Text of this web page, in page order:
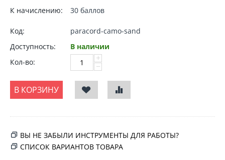
К начислению:
30 баллов
Код:
paracord-camo-sand
Доступность:
В наличии
Кол-во:
+
−
В КОРЗИНУ
ВЫ НЕ ЗАБЫЛИ ИНСТРУМЕНТЫ ДЛЯ РАБОТЫ?
СПИСОК ВАРИАНТОВ ТОВАРА